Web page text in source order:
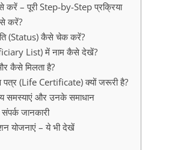
– पूरी Step-by-Step प्रक्रिया
करें?
(Status) कैसे चेक करें?
List) में नाम कैसे देखें?
कैसे मिलता है?
पत्र (Life Certificate) क्यों जरूरी है?
समस्याएं और उनके समाधान
जानकारी
योजनाएं – ये भी देखें